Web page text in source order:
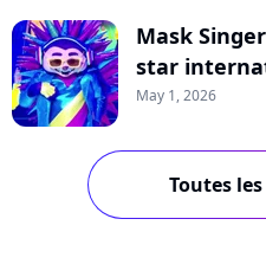
Mask
star
May 1, 2026
Toutes